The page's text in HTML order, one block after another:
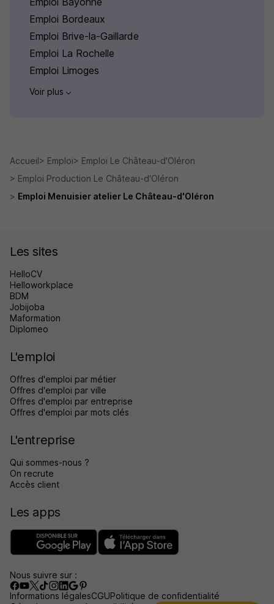
Emploi Bordeaux
Emploi Brive-la-Gaillarde
Emploi La Rochelle
Emploi Limoges
Voir plus
Accueil Emploi
Emploi Le Château-d'Oléron
Emploi Production Le Château-d'Oléron
Emploi Menuisier atelier Le Château-d'Oléron
Les sites
HelloCV
Helloworkplace
BDM
Jobijoba
Maformation
Diplomeo
L'emploi
Offres d'emploi par métier
Offres d'emploi par ville
Offres d'emploi par entreprise
Offres d'emploi par mots clés
L'entreprise
Qui sommes-nous ?
On recrute
Accès client
Les apps
Nous suivre sur :
Informations légalesCGUPolitique de confidentialité